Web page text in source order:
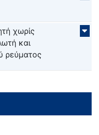
χωρίς
και
ρεύματος